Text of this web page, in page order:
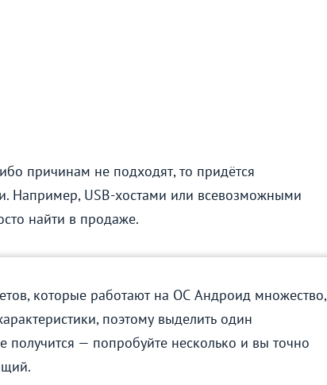
причинам не подходят, то придётся
Например, USB-хостами или всевозможными
найти в продаже.
которые работают на ОС Андроид множество,
поэтому выделить один
получится — попробуйте несколько и вы точно